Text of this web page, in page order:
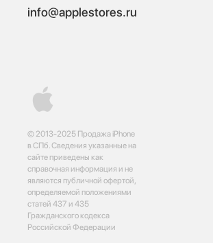
© 2013-2025 Продажа iPhone
в СПб. Сведения указанные на
сайте приведены как
справочная информация и не
являются публичной офертой,
определяемой положениями
статей 437 и 435
Гражданского кодекса
Российской Федерации
info@applestores.ru